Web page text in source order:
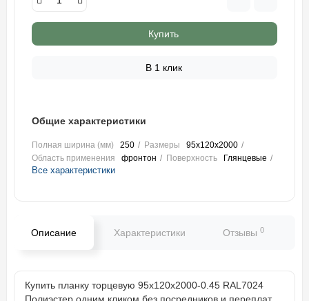
Купить
В 1 клик
Общие характеристики
Полная ширина (мм) 250 Размеры
95х120х2000
Область применения
фронтон Поверхность Глянцевые
Все характеристики
Описание Характеристики Отзывы 0
Купить планку торцевую 95х120х2000-0.45 RAL7024